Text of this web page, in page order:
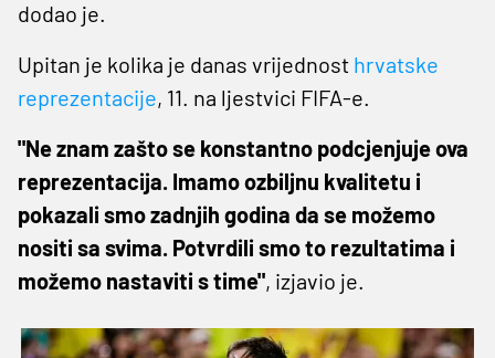
dodao je.
Upitan je kolika je danas vrijednost hrvatske
reprezentacije, 11. na ljestvici FIFA-e.
"Ne znam zašto se konstantno podcjenjuje ova
reprezentacija. Imamo ozbiljnu kvalitetu i
pokazali smo zadnjih godina da se možemo
nositi sa svima. Potvrdili smo to rezultatima i
možemo nastaviti s time", izjavio je.